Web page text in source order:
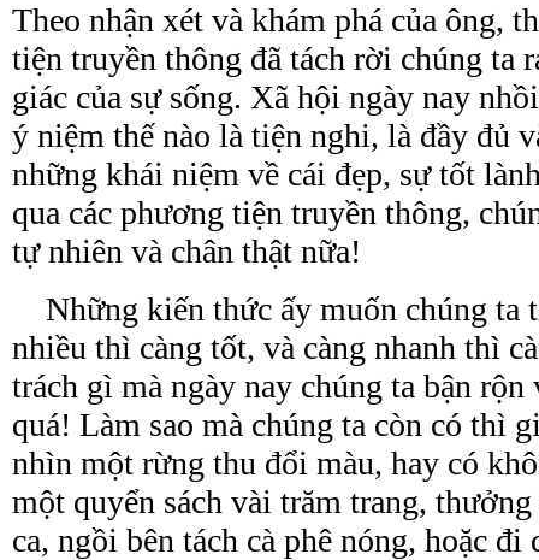
Theo nhận xét và khám phá của ông,
tiện truyền thông đã tách rời chúng ta
giác của sự sống. Xã hội ngày nay
ý niệm thế nào là tiện nghi, là đầy đủ
những khái niệm về cái đẹp, sự tốt
qua các phương tiện truyền thông,
tự nhiên và chân thật nữa!
Những kiến thức ấy muốn chúng ta
nhiều thì càng tốt, và càng nhanh thì
trách gì mà ngày nay chúng ta bận
quá! Làm sao mà chúng ta còn có thì
nhìn một rừng thu đổi màu, hay có
một quyển sách vài trăm trang,
ca, ngồi bên tách cà phê nóng, hoặc